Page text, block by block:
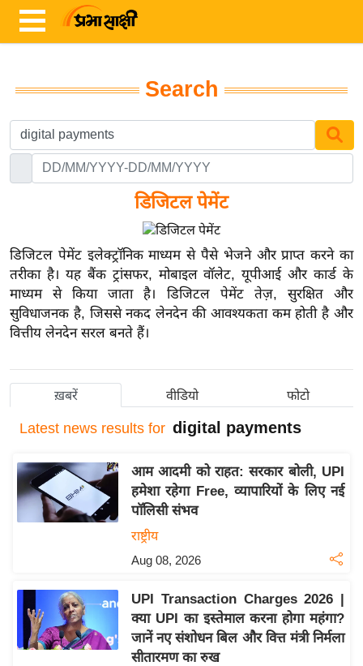
ता
ज़ा
ख
ष्ट्री
य
अं
त
र्रा
य
ज़
स
उ
त
वि
शे
Search
डिजिटल पेमेंट
डिजिटल पेमेंट इलेक्ट्रॉनिक माध्यम से पैसे भेजने और प्राप्त करने का
तरीका है। यह बैंक ट्रांसफर, मोबाइल वॉलेट, यूपीआई और कार्ड के
माध्यम से किया जाता है। डिजिटल पेमेंट तेज़, सुरक्षित और
सुविधाजनक है, जिससे नकद लेनदेन की आवश्यकता कम होती है और
वित्तीय लेनदेन सरल बनते हैं।
ख़बरें वीडियो फोटो
Latest news results for digital payments
आम आदमी को राहत: सरकार बोली, UPI
हमेशा रहेगा Free, व्यापारियों के लिए नई
पॉलिसी संभव
राष्ट्रीय
Aug 08, 2026
UPI Transaction Charges 2026 |
क्या UPI का इस्तेमाल करना होगा महंगा?
जानें नए संशोधन बिल और वित्त मंत्री निर्मला
सीतारमण का रुख